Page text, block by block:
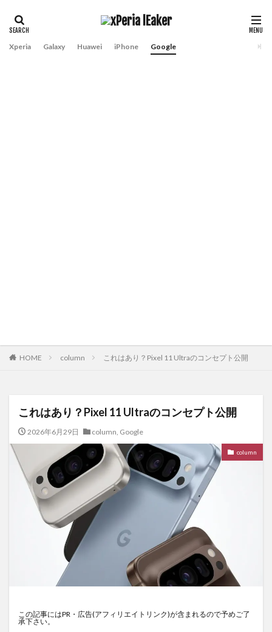
Xperia Galaxy Huawei iPhone Google
HOME column これはあり？Pixel 11 Ultraのコンセプト公開
これはあり？Pixel 11 Ultraのコンセプト公開
2026年6月29日 column, Google
column
この記事にはPR・広告(アフィリエイトリンク)が含まれるので予めご了
承下さい。